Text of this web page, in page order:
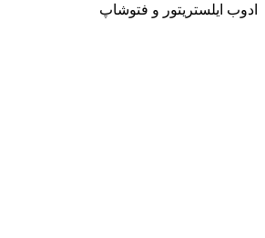
ادوب ایلستریتور و فتوشاپ